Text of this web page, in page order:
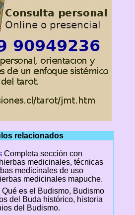
relacionados
Completa sección con
medicinales, técnicas
medicinales de uso
medicinales mapuche.
Qué es el Budismo, Budismo
del Buda histórico, historia
del Budismo.